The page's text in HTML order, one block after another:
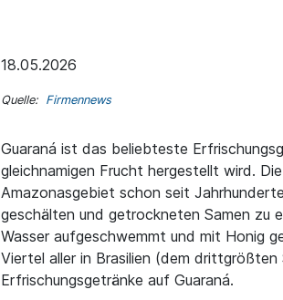
18.05.2026
Quelle: Firmennews
Guaraná ist das beliebteste
gleichnamigen Frucht hergestellt wird.
Amazonasgebiet schon seit
geschälten und getrockneten Samen zu
Wasser aufgeschwemmt und mit Honig
Viertel aller in Brasilien (dem
Erfrischungsgetränke auf Guaraná.